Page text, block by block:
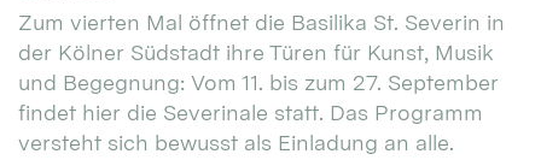
Zum vierten Mal öffnet die Basilika St. Severin in
der Kölner Südstadt ihre Türen für Kunst, Musik
und Begegnung: Vom 11. bis zum 27. September
findet hier die Severinale statt. Das Programm
versteht sich bewusst als Einladung an alle.